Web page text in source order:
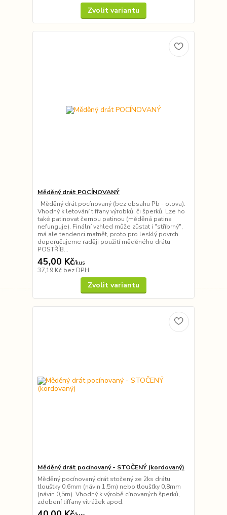
Zvolit variantu
Měděný drát POCÍNOVANÝ
Měděný drát pocínovaný (bez obsahu Pb - olova).
Vhodný k letování tiffany výrobků, či šperků. Lze ho
také patinovat černou patinou (měděná patina
nefunguje). Finální vzhled může zůstat i "stříbrný",
má ale tendenci matnět, proto pro lesklý povrch
doporučujeme raději použití měděného drátu
POSTŘÍB...
45,00 Kč/kus
37,19 Kč bez DPH
Zvolit variantu
Měděný drát pocínovaný - STOČENÝ (kordovaný)
Měděný pocínovaný drát stočený ze 2ks drátu
tloušťky 0,6mm (návin 1,5m) nebo tloušťky 0,8mm
(návin 0,5m). Vhodný k výrobě cínovaných šperků,
zdobení tiffany vitrážek apod.